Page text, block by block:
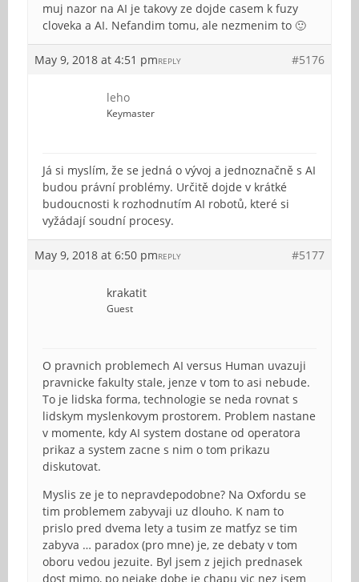
muj nazor na AI je takovy ze dojde casem k fuzy
cloveka a AI. Nefandim tomu, ale nezmenim to 🙂
May 9, 2018 at 4:51 pm #5176
REPLY
leho
Keymaster
Já si myslím, že se jedná o vývoj a jednoznačně s AI
budou právní problémy. Určitě dojde v krátké
budoucnosti k rozhodnutím AI robotů, které si
vyžádají soudní procesy.
May 9, 2018 at 6:50 pm #5177
REPLY
krakatit
Guest
O pravnich problemech AI versus Human uvazuji
pravnicke fakulty stale, jenze v tom to asi nebude.
To je lidska forma, technologie se neda rovnat s
lidskym myslenkovym prostorem. Problem nastane
v momente, kdy AI system dostane od operatora
prikaz a system zacne s nim o tom prikazu
diskutovat.
Myslis ze je to nepravdepodobne? Na Oxfordu se
tim problemem zabyvaji uz dlouho. K nam to
prislo pred dvema lety a tusim ze matfyz se tim
zabyva … paradox (pro mne) je, ze debaty v tom
oboru vedou jezuite. Byl jsem z jejich prednasek
dost mimo, po nejake dobe je chapu vic nez jsem